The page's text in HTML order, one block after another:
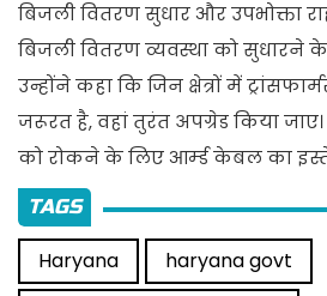
बिजली वितरण सुधार और उपभोक्ता
बिजली वितरण व्यवस्था को सुधारने के
उन्होंने कहा कि जिन क्षेत्रों में
जरूरत है, वहां तुरंत अपग्रेड किया जाए।
को रोकने के लिए आर्म्ड केबल का
TAGS
Haryana
haryana govt